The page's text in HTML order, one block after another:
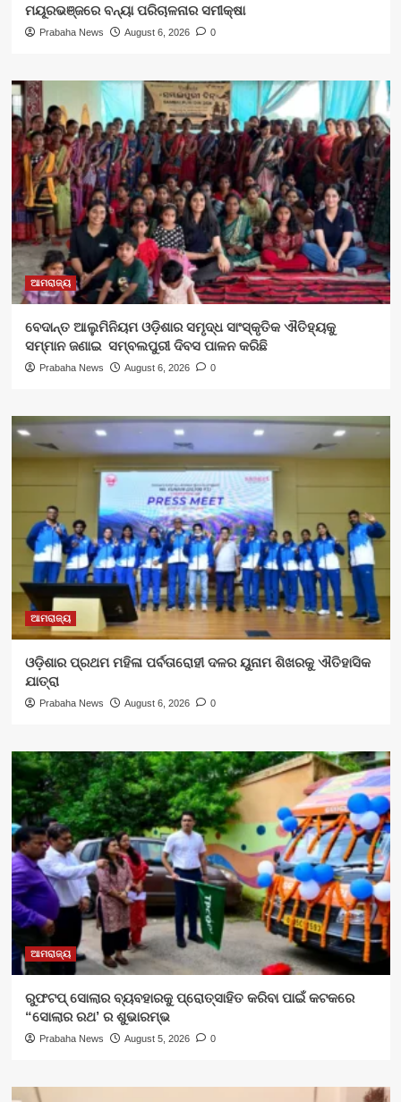
ମୟୂରଭଞ୍ଜରେ ବନ୍ୟା ପରିଚାଳନାର ସମୀକ୍ଷା
Prabaha News August 6, 2026 0
ଆମରାଜ୍ୟ
ବେଦାନ୍ତ ଆଲୁମିନିୟମ ଓଡ଼ିଶାର ସମୃଦ୍ଧ ସାଂସ୍କୃତିକ ଐତିହ୍ୟକୁ
ସମ୍ମାନ ଜଣାଇ ସମ୍ବଲପୁରୀ ଦିବସ ପାଳନ କରିଛି
Prabaha News August 6, 2026 0
ଆମରାଜ୍ୟ
ଓଡ଼ିଶାର ପ୍ରଥମ ମହିଳା ପର୍ବତାରୋହୀ ଦଳର ୟୁନାମ ଶିଖରକୁ ଐତିହାସିକ
ଯାତ୍ରା
Prabaha News August 6, 2026 0
ଆମରାଜ୍ୟ
ରୁଫଟପ୍ ସୋଲାର ବ୍ୟବହାରକୁ ପ୍ରୋତ୍ସାହିତ କରିବା ପାଇଁ କଟକରେ
“ସୋଲାର ରଥ’ ର ଶୁଭାରମ୍ଭ
Prabaha News August 5, 2026 0